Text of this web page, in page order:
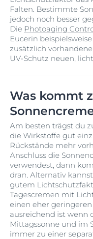
Falten. Bestimmte
jedoch noch besser
Die Photoaging
Eucerin
zusätzlich
UV-Schutz neuen,
Was kommt
Am besten trägst du
die Wirkstoffe gut
Rückstände mehr
Anschluss die
verwendest, dann
dran. Alternativ
gutem
Tagescremen mit
einen eher
ausreichend ist wenn
Mittagssonne und im
immer zu einer